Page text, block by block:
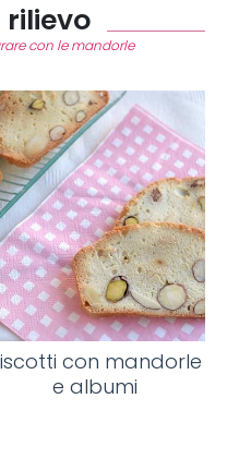
rilievo
con le mandorle
con mandorle
e albumi